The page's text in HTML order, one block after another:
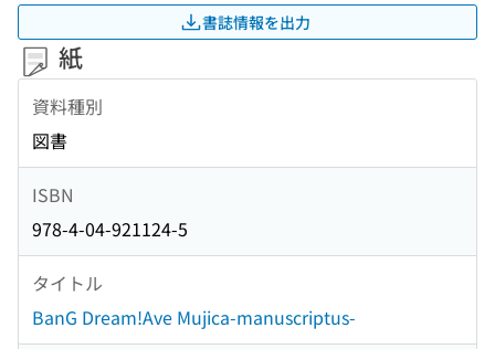
書誌情報を出力
紙
資料種別
図書
ISBN
978-4-04-921124-5
タイトル
BanG Dream!Ave Mujica-manuscriptus-